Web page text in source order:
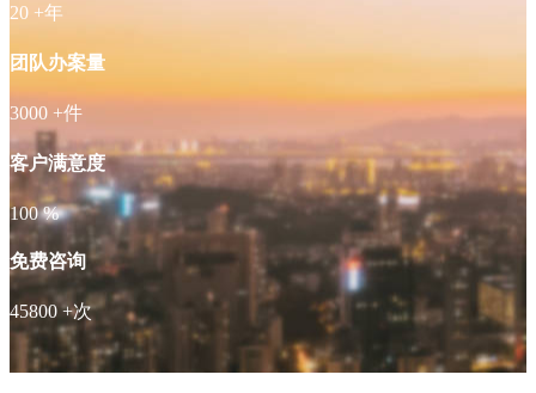
20 +年
团队办案量
3000 +件
客户满意度
100 %
免费咨询
45800 +次